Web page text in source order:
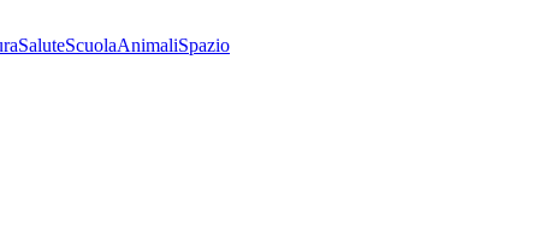
SaluteScuolaAnimaliSpazio